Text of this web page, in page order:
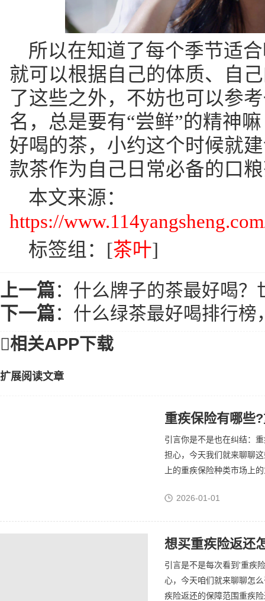
所以在知道了每个季节适
就可以根据自己的体质、自
了这些之外，不妨也可以参
名，总是要有“尝鲜”的精神
好喝的茶，小约这个时候就
款茶作为自己日常必备的口
本文来源：
https://
标签组：[茶叶]
上一篇： 什么牌子的茶最好喝
下一篇： 什么绿茶最好喝排行
相关APP下载
扩展阅读文章
重疾保险有哪些
引言你是不是也在纠结：
担心，今天我们就来聊聊
上的重疾保险种类市场上
2026-01-01
引言是不是每次看到'重疾
心，今天咱们就来聊聊怎
疾险返还的保障范围重疾